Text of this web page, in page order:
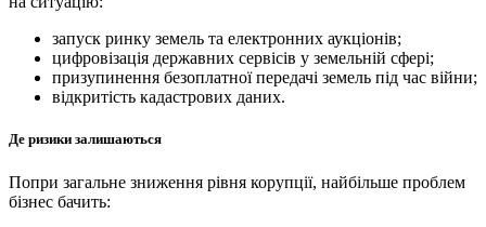
запуск ринку земель та електронних аукціонів;
цифровізація державних сервісів у земельній сфері;
призупинення безоплатної передачі земель під час війни;
відкритість кадастрових даних.
Де ризики залишаються
Попри загальне зниження рівня корупції, найбільше проблем
бізнес бачить: